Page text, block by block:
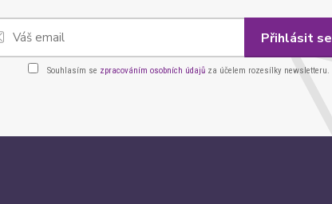
Přihlásit se
Souhlasím se zpracováním osobních údajů za účelem rozesílky newsletteru.